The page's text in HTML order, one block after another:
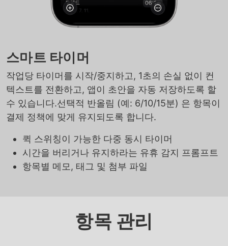
스마트 타이머
작업당 타이머를 시작/중지하고, 1초의 손실 없이 컨
텍스트를 전환하고, 앱이 초안을 자동 저장하도록 할
수 있습니다.선택적 반올림 (예: 6/10/15분) 은 항목이
결제 정책에 맞게 유지되도록 합니다.
퀵 스위칭이 가능한 다중 동시 타이머
시간을 버리거나 유지하라는 유휴 감지 프롬프트
항목별 메모, 태그 및 첨부 파일
항목 관리